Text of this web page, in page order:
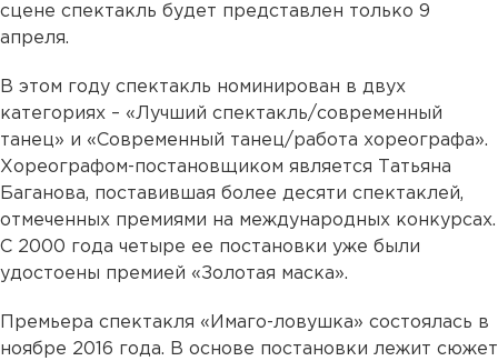
сцене спектакль будет представлен только 9
апреля.
В этом году спектакль номинирован в двух
категориях – «Лучший спектакль/современный
танец» и «Современный танец/работа хореографа».
Хореографом-постановщиком является Татьяна
Баганова, поставившая более десяти спектаклей,
отмеченных премиями на международных конкурсах.
С 2000 года четыре ее постановки уже были
удостоены премией «Золотая маска».
Премьера спектакля «Имаго-ловушка» состоялась в
ноябре 2016 года. В основе постановки лежит сюжет